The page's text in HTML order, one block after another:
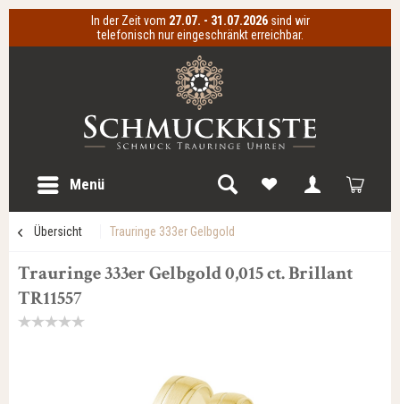
In der Zeit vom 27.07. - 31.07.2026 sind wir
telefonisch nur eingeschränkt erreichbar.
Menü
Übersicht Trauringe 333er Gelbgold
Trauringe 333er Gelbgold 0,015 ct. Brillant
TR11557